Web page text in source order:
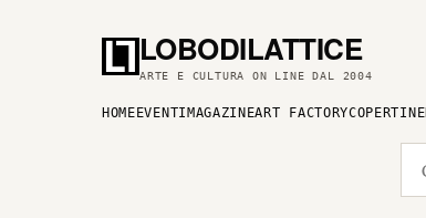
LOBODILATTICE
ARTE E CULTURA ON LINE DAL 2004
HOME EVENTI MAGAZINEART FACTORYCOPERTINE